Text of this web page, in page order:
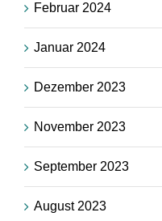
Februar 2024
Januar 2024
Dezember 2023
November 2023
September 2023
August 2023